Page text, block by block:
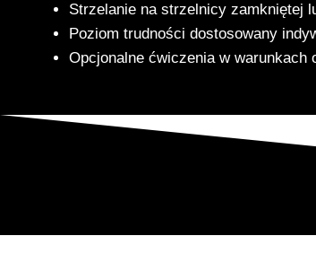
Strzelanie na strzelnicy zamkniętej
Poziom trudności dostosowany
Opcjonalne ćwiczenia w warunkach